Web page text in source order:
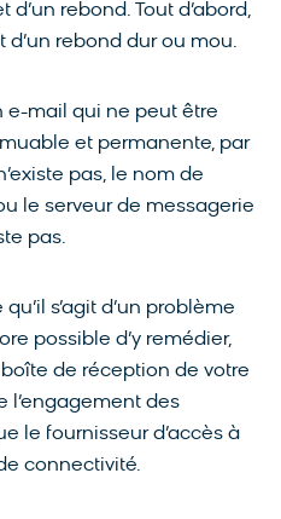
rebond. Tout d’abord,
d’un rebond dur ou mou.
e-mail qui ne peut être
et permanente, par
pas, le nom de
le serveur de messagerie
pas.
s’agit d’un problème
possible d’y remédier,
de réception de votre
l’engagement des
le fournisseur d’accès à
connectivité.